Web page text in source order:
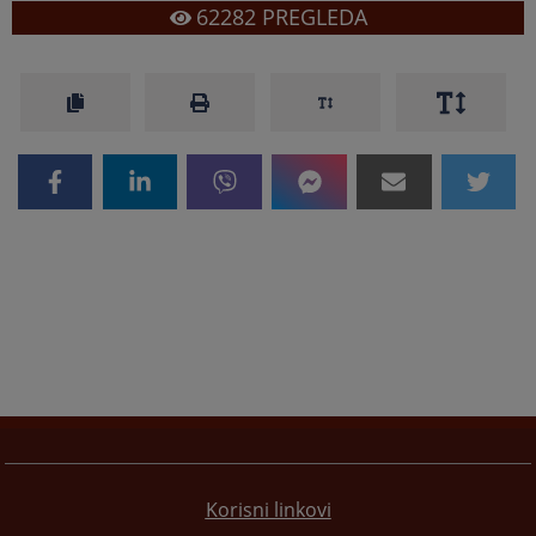
62282PREGLEDA
Korisni linkovi